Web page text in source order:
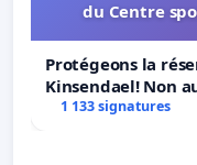
du Centre
Protégeons la
Kinsendael! Non
Centre sportif Le
1 133 signatures